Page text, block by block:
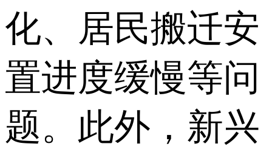
化、居民搬迁安
置进度缓慢等问
题。此外，新兴